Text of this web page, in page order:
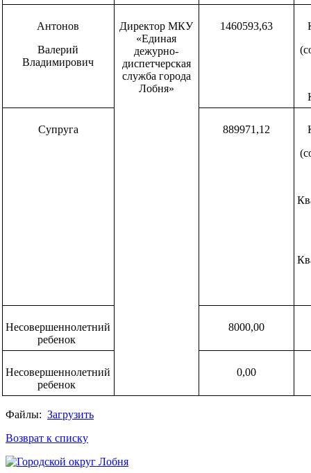
Антонов
Валерий
Владимирович
Директор МКУ
«Единая
дежурно-
диспетчерская
служба города
Лобня»
1460593,63
Супруга 889971,12
Несовершеннолетний
ребенок
8000,00
Несовершеннолетний
ребенок
0,00
Файлы: Загрузить
Возврат к списку